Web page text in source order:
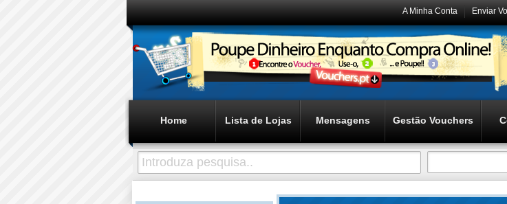
Enviar
A Minha Conta
Home Lista de Lojas Mensagens Gestão Vouchers